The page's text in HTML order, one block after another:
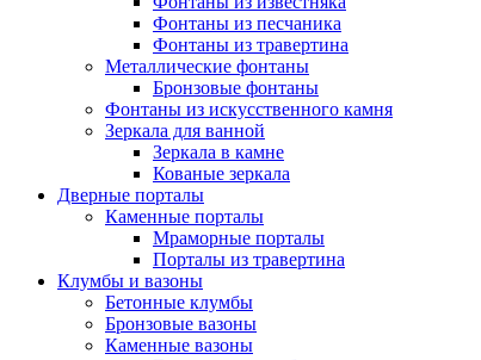
Фонтаны из песчаника
Фонтаны из травертина
Металлические фонтаны
Бронзовые фонтаны
Фонтаны из искусственного камня
Зеркала для ванной
Зеркала в камне
Кованые зеркала
Дверные порталы
Каменные порталы
Мраморные порталы
Порталы из травертина
Клумбы и вазоны
Бетонные клумбы
Бронзовые вазоны
Каменные вазоны